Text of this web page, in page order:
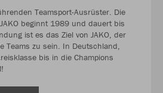
Teamsport-Ausrüster. Die
beginnt 1989 und dauert bis
ist es das Ziel von JAKO, der
Teams zu sein. In Deutschland,
bis in die Champions